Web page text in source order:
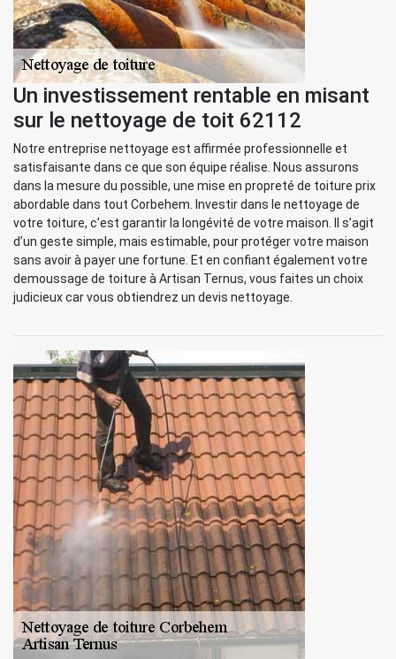
Un investissement rentable en misant
sur le nettoyage de toit 62112
Notre entreprise nettoyage est affirmée professionnelle et
satisfaisante dans ce que son équipe réalise. Nous assurons
dans la mesure du possible, une mise en propreté de toiture prix
abordable dans tout Corbehem. Investir dans le nettoyage de
votre toiture, c’est garantir la longévité de votre maison. Il s’agit
d’un geste simple, mais estimable, pour protéger votre maison
sans avoir à payer une fortune. Et en confiant également votre
demoussage de toiture à Artisan Ternus, vous faites un choix
judicieux car vous obtiendrez un devis nettoyage.